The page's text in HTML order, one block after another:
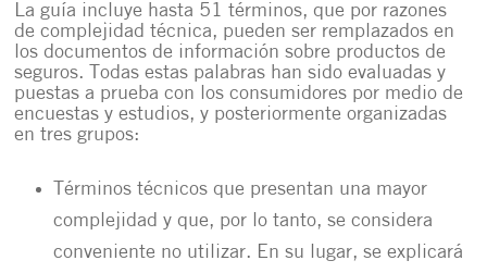
La guía incluye hasta 51 términos, que por razones
de complejidad técnica, pueden ser remplazados en
los documentos de información sobre productos de
seguros. Todas estas palabras han sido evaluadas y
puestas a prueba con los consumidores por medio de
encuestas y estudios, y posteriormente organizadas
en tres grupos:
Términos técnicos que presentan una mayor
complejidad y que, por lo tanto, se considera
conveniente no utilizar. En su lugar, se explicará